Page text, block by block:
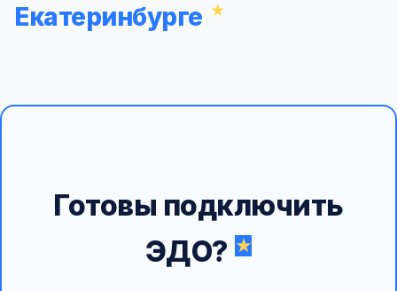
Екатеринбурге
Готовы подключить
ЭДО?